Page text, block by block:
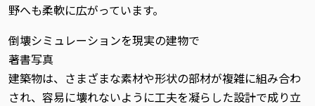
野へも柔軟に広がっています。
倒壊シミュレーションを現実の建物で
著書写真
建築物は、さまざまな素材や形状の部材が複雑に組み合わ
され、容易に壊れないように工夫を凝らした設計で成り立